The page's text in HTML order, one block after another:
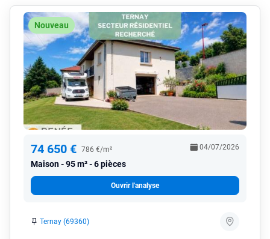
Nouveau
74 650 € 786 €/m²
Maison 95 m² - 6 pièces
04/07/2026
Ouvrir l'analyse
Ternay (69360)